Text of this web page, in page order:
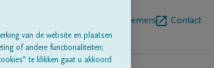
Begrafenisondernemers Contact
van de website en plaatsen
of andere functionaliteiten;
te klikken gaat u akkoord